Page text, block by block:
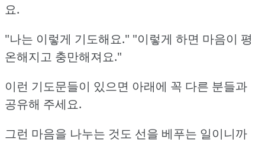
요.
"나는 이렇게 기도해요." "이렇게 하면 마음이 평
온해지고 충만해져요."
이런 기도문들이 있으면 아래에 꼭 다른 분들과
공유해 주세요.
그런 마음을 나누는 것도 선을 베푸는 일이니까